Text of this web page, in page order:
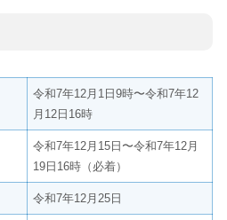
令和7年12月1日9時〜令和7年12
月12日16時
令和7年12月15日〜令和7年12月
19日16時（必着）
令和7年12月25日